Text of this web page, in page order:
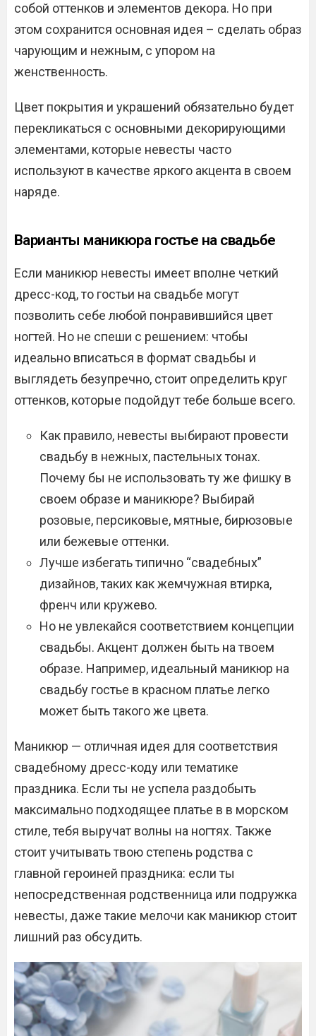
собой оттенков и элементов декора. Но при
этом сохранится основная идея – сделать образ
чарующим и нежным, с упором на
женственность.
Цвет покрытия и украшений обязательно будет
перекликаться с основными декорирующими
элементами, которые невесты часто
используют в качестве яркого акцента в своем
наряде.
Варианты маникюра гостье на свадьбе
Если маникюр невесты имеет вполне четкий
дресс-код, то гостьи на свадьбе могут
позволить себе любой понравившийся цвет
ногтей. Но не спеши с решением: чтобы
идеально вписаться в формат свадьбы и
выглядеть безупречно, стоит определить круг
оттенков, которые подойдут тебе больше всего.
Как правило, невесты выбирают провести
свадьбу в нежных, пастельных тонах.
Почему бы не использовать ту же фишку в
своем образе и маникюре? Выбирай
розовые, персиковые, мятные, бирюзовые
или бежевые оттенки.
Лучше избегать типично “свадебных”
дизайнов, таких как жемчужная втирка,
френч или кружево.
Но не увлекайся соответствием концепции
свадьбы. Акцент должен быть на твоем
образе. Например, идеальный маникюр на
свадьбу гостье в красном платье легко
может быть такого же цвета.
Маникюр — отличная идея для соответствия
свадебному дресс-коду или тематике
праздника. Если ты не успела раздобыть
максимально подходящее платье в в морском
стиле, тебя выручат волны на ногтях. Также
стоит учитывать твою степень родства с
главной героиней праздника: если ты
непосредственная родственница или подружка
невесты, даже такие мелочи как маникюр стоит
лишний раз обсудить.